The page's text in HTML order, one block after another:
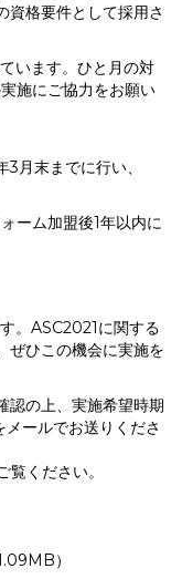
資格要件として採用さ
います。ひと月の対
施にご協力をお願い
月末までに行い、
ム加盟後1年以内に
。ASC2021に関する
ぜひこの機会に実施を
認の上、実施希望時期
ールでお送りくださ
覧ください。
）